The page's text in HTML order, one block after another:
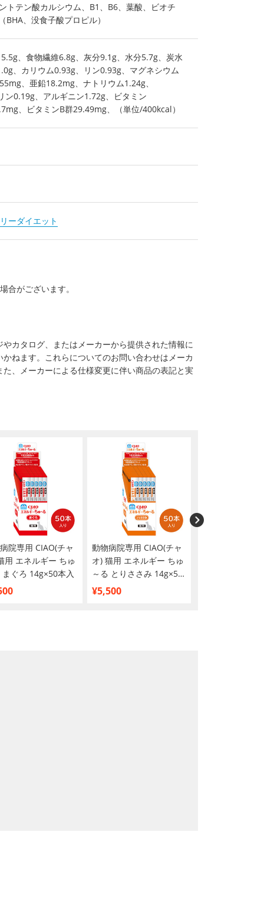
トテン酸カルシウム、B1、B6、葉酸、ビオチ
、没食子酸プロピル）
、食物繊維6.8g、灰分9.1g、水分5.7g、炭水
、カリウム0.93g、リン0.93g、マグネシウム
、亜鉛18.2mg、ナトリウム1.24g、
ン0.19g、アルギニン1.72g、ビタミン
、ビタミンB群29.49mg、（単位/400kcal）
ーダイエット
合がございます。
カタログ、またはメーカーから提供された情報に
ねます。これらについてのお問い合わせはメーカ
、メーカーによる仕様変更に伴い商品の表記と実
院専用 CIAO(チャ
用 エネルギー ちゅ
ぐろ 14g×50本入
動物病院専用 CIAO(チャ
オ) 猫用 エネルギー ちゅ
～る とりささみ 14g×50
本入
¥5,500